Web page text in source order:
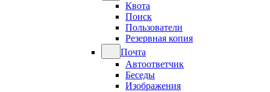
Квота
Поиск
Пользователи
Резервная копия
Почта
Автоответчик
Беседы
Изображения